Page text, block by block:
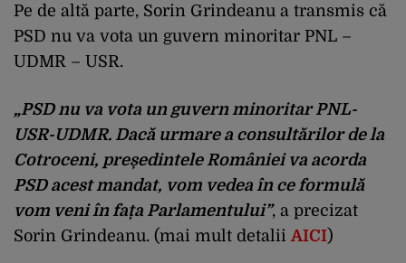
Pe de altă parte, Sorin Grindeanu a transmis că
PSD nu va vota un guvern minoritar PNL –
UDMR – USR.
„PSD nu va vota un guvern minoritar PNL-
USR-UDMR. Dacă urmare a consultărilor de la
Cotroceni, președintele României va acorda
PSD acest mandat, vom vedea în ce formulă
vom veni în fața Parlamentului”, a precizat
Sorin Grindeanu. (mai mult detalii AICI)